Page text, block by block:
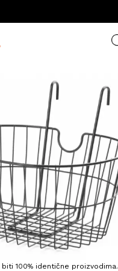
100% identične proizvodima.